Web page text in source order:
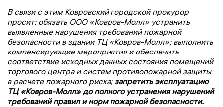
В связи с этим Ковровский городской прокурор
просит: обязать ООО «Ковров-Молл» устранить
выявленные нарушения требований пожарной
безопасности в здании ТЦ «Ковров-Молл»; выполнить
компенсирующие мероприятия и обеспечить
соответствие исходных данных состояния помещений
торгового центра и систем противопожарной защиты
в расчете пожарного риска; запретить эксплуатацию
ТЦ «Ковров-Молл» до полного устранения нарушений
требований правил и норм пожарной безопасности.